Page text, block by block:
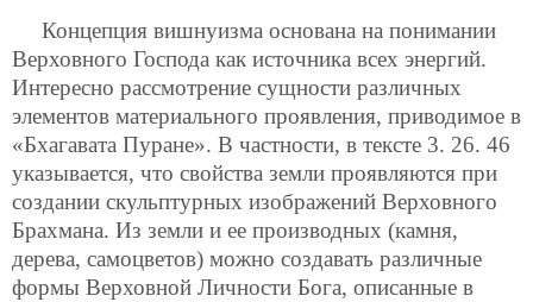
Концепция вишнуизма основана на понимании
Верховного Господа как источника всех энергий.
Интересно рассмотрение сущности различных
элементов материального проявления, приводимое в
«Бхагавата Пуране». В частности, в тексте 3. 26. 46
указывается, что свойства земли проявляются при
создании скульптурных изображений Верховного
Брахмана. Из земли и ее производных (камня,
дерева, самоцветов) можно создавать различные
формы Верховной Личности Бога, описанные в